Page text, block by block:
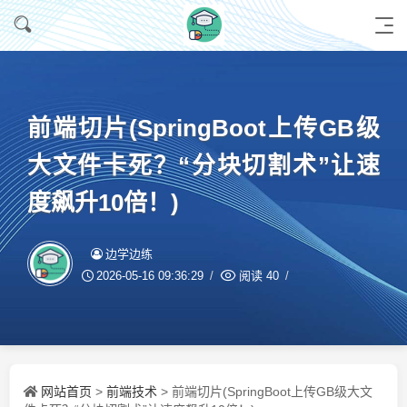
前端切片(SpringBoot上传GB级
大文件卡死？“分块切割术”让速
度飙升10倍！)
边学边练
2026-05-16 09:36:29 阅读 40
网站首页 > 前端技术 > 前端切片(SpringBoot上传GB级大文